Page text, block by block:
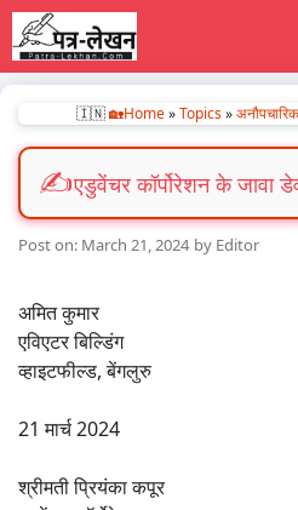
Skip
to
content
🇮🇳🏡Home»Topics»
एडुवेंचर कॉर्पोरेशन के
March 21, 2024 by Editor
अमित कुमार
एविएटर बिल्डिंग
व्हाइटफील्ड, बेंगलुरु
21 मार्च 2024
श्रीमती प्रियंका कपूर